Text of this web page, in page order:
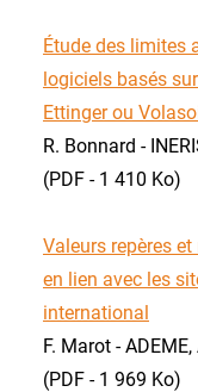
Étude des limites
logiciels basés
Ettinger ou
R. Bonnard -
(PDF - 1 410 Ko)
Valeurs repères
en lien avec les
international
F. Marot -
(PDF - 1 969 Ko)